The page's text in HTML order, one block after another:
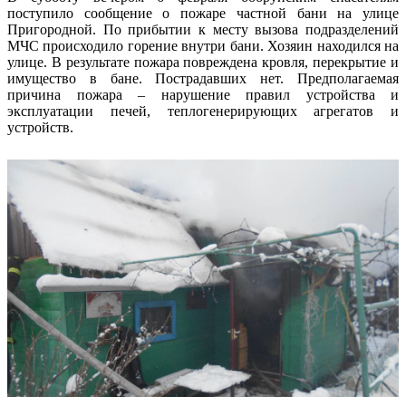
поступило сообщение о пожаре частной бани на улице
Пригородной. По прибытии к месту вызова подразделений
МЧС происходило горение внутри бани. Хозяин находился на
улице. В результате пожара повреждена кровля, перекрытие и
имущество в бане. Пострадавших нет. Предполагаемая
причина пожара – нарушение правил устройства и
эксплуатации печей, теплогенерирующих агрегатов и
устройств.